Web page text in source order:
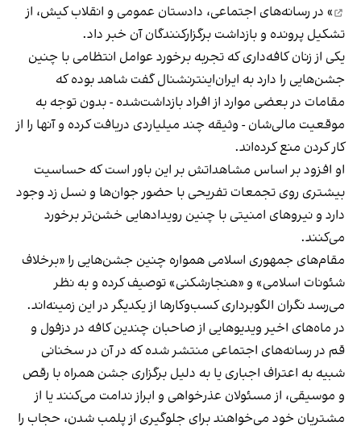
» در رسانه‌های اجتماعی، دادستان عمومی و انقلاب کیش، از
تشکیل پرونده و بازداشت برگزارکنندگان آن خبر داد.
یکی از زنان کافه‌داری که تجربه برخورد عوامل انتظامی با چنین
جشن‌هایی را دارد به ایران‌اینترنشنال گفت شاهد بوده که
مقامات در بعضی موارد از افراد بازداشت‌‌شده - بدون توجه به
موقعیت مالی‌شان - وثیقه چند میلیاردی دریافت کرده و آنها را از
کار کردن منع کرده‌اند.
او افزود بر اساس مشاهداتش بر این باور است که حساسیت
بیشتری روی تجمعات تفریحی با حضور جوان‌ها و نسل زد وجود
دارد و نیروهای امنیتی با چنین رویدادهایی خشن‌تر برخورد
می‌کنند.
مقام‌های جمهوری اسلامی همواره چنین جشن‌هایی را «برخلاف
شئونات اسلامی» و «هنجارشکنی» توصیف کرده و به نظر
می‌رسد نگران الگوبرداری کسب‌وکارها از یکدیگر در این زمینه‌اند.
در ماه‌های اخیر ویدیوهایی از صاحبان چندین کافه در دزفول و
قم در رسانه‌های اجتماعی منتشر شده که در آن در سخنانی
شبیه به اعتراف اجباری یا به دلیل برگزاری جشن همراه با رقص
و موسیقی، از مسئولان عذرخواهی و ابراز ندامت می‌کنند یا از
مشتریان خود می‌خواهند برای جلوگیری از پلمب شدن، حجاب را